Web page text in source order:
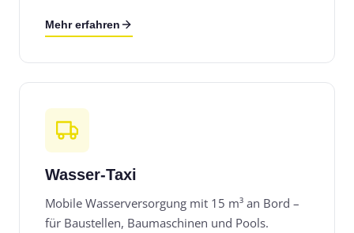
Mehr erfahren
Wasser-Taxi
Mobile Wasserversorgung mit 15 m³ an Bord –
für Baustellen, Baumaschinen und Pools.